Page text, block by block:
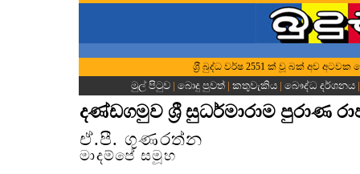
ශ‍්‍රී බුද්ධ වර්ෂ 2551 ක් වූ බක් අව අටවක
මුල් පිටුව | බොදු පුවත්| කතුවැකිය| බෞද්ධ දර්ශනය
දණ්ඩගමුව ශ්‍රී සුධර්මාරාම පුරාණ
ඒ.පී. ගුණරත්න
මාදම්පේ සමූහ